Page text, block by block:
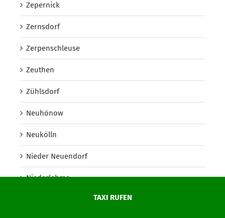
TAXI RUFEN
Zepernick
Zernsdorf
Zerpenschleuse
Zeuthen
Zühlsdorf
Neuhönow
Neukölln
Nieder Neuendorf
Niederlehme